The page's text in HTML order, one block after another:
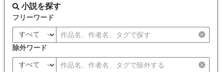
小説を探す
フリーワード
除外ワード